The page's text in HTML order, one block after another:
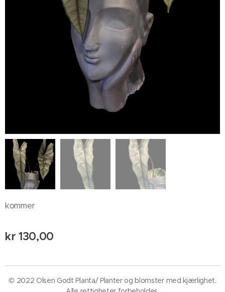
kommer
kr130,00
© 2022 Olsen Godt Planta/ Planter og blomster med kjærlighet.